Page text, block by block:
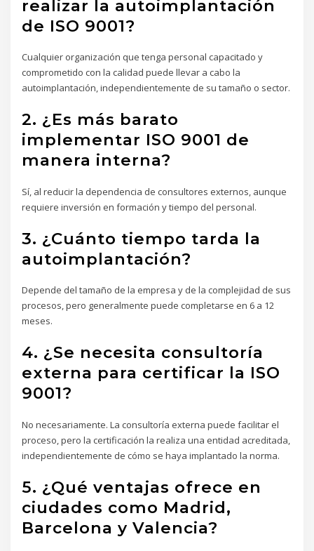
realizar la autoimplantación
de ISO 9001?
Cualquier organización que tenga personal capacitado y
comprometido con la calidad puede llevar a cabo la
autoimplantación, independientemente de su tamaño o sector.
2. ¿Es más barato
implementar ISO 9001 de
manera interna?
Sí, al reducir la dependencia de consultores externos, aunque
requiere inversión en formación y tiempo del personal.
3. ¿Cuánto tiempo tarda la
autoimplantación?
Depende del tamaño de la empresa y de la complejidad de sus
procesos, pero generalmente puede completarse en 6 a 12
meses.
4. ¿Se necesita consultoría
externa para certificar la ISO
9001?
No necesariamente. La consultoría externa puede facilitar el
proceso, pero la certificación la realiza una entidad acreditada,
independientemente de cómo se haya implantado la norma.
5. ¿Qué ventajas ofrece en
ciudades como Madrid,
Barcelona y Valencia?